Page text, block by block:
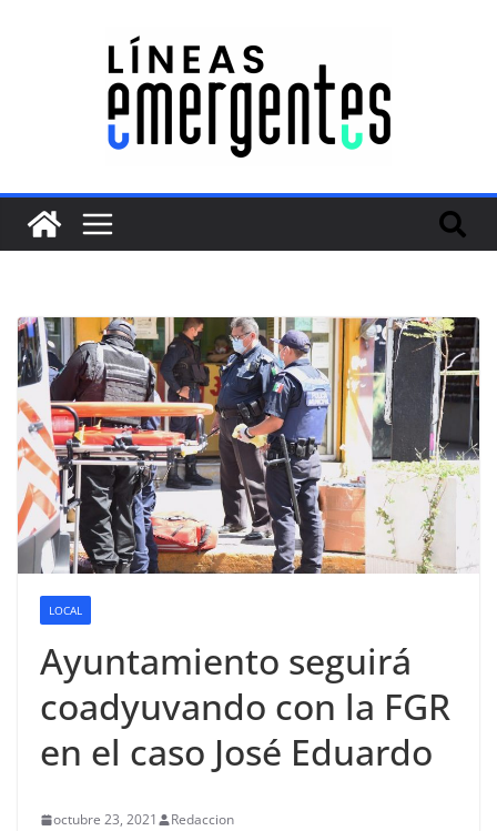
LOCAL
Ayuntamiento seguirá
coadyuvando con la FGR
en el caso José Eduardo
octubre 23, 2021 Redaccion